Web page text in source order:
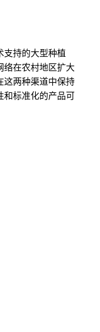
支持的大型种植
络在农村地区扩大
这两种渠道中保持
和标准化的产品可